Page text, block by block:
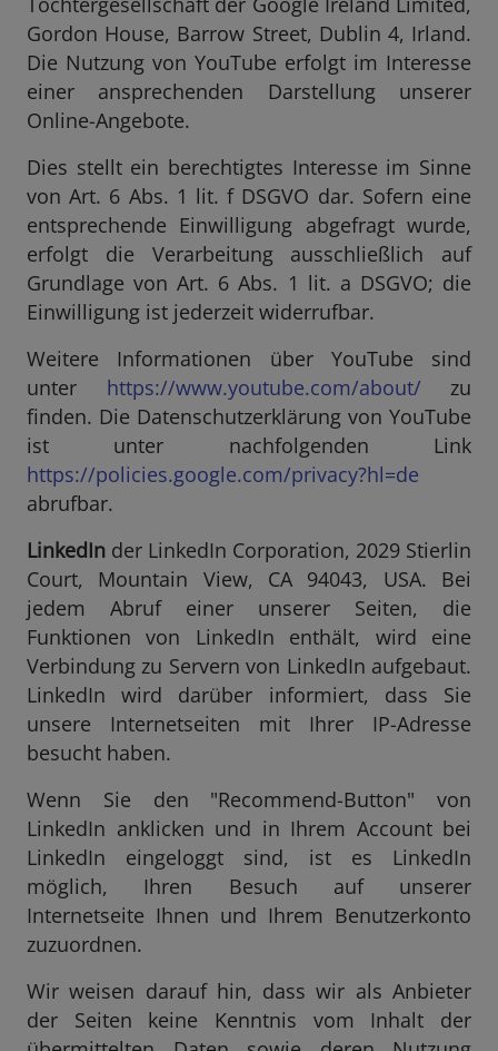
Gordon House, Barrow Street, Dublin 4, Irland.
Die Nutzung von YouTube erfolgt im Interesse
einer ansprechenden Darstellung unserer
Online-Angebote.
Dies stellt ein berechtigtes Interesse im Sinne
von Art. 6 Abs. 1 lit. f DSGVO dar. Sofern eine
entsprechende Einwilligung abgefragt wurde,
erfolgt die Verarbeitung ausschließlich auf
Grundlage von Art. 6 Abs. 1 lit. a DSGVO; die
Einwilligung ist jederzeit widerrufbar.
Weitere Informationen über YouTube sind
unter https://www.youtube.com/about/ zu
finden. Die Datenschutzerklärung von YouTube
ist unter nachfolgenden Link
https://policies.google.com/privacy?hl=de
abrufbar.
LinkedIn der LinkedIn Corporation, 2029 Stierlin
Court, Mountain View, CA 94043, USA. Bei
jedem Abruf einer unserer Seiten, die
Funktionen von LinkedIn enthält, wird eine
Verbindung zu Servern von LinkedIn aufgebaut.
LinkedIn wird darüber informiert, dass Sie
unsere Internetseiten mit Ihrer IP-Adresse
besucht haben.
Wenn Sie den "Recommend-Button" von
LinkedIn anklicken und in Ihrem Account bei
LinkedIn eingeloggt sind, ist es LinkedIn
möglich, Ihren Besuch auf unserer
Internetseite Ihnen und Ihrem Benutzerkonto
zuzuordnen.
Wir weisen darauf hin, dass wir als Anbieter
der Seiten keine Kenntnis vom Inhalt der